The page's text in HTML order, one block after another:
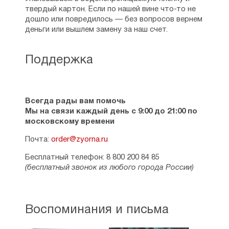
1 авг. 1913 Поселянин и его близкие
Императорским указом были возведены в
потомственное дворянство. В 1905
не участвовал. В 1913 он поступил
чиновником особых поручений Главного
году ему было поручено сделать
«подробное художественное описание с
иллюстрациями бывшего в мае 1913
связанным с историей воцарения Михаила
сопровождал Царскую Семью. Личная
жизнь Поселянина не была счастливой. В
взглядах и характерах этот брак через
Поддержка
Всегда рады вам помочь
Мы на связи каждый день с 9:00 до 21:00 по
московскому времени
Почта: order@zyorna.ru
Бесплатный телефон: 8 800 200 84 85
(бесплатный звонок из любого города России)
твердый картон. Если по нашей вине что-то не
дошло или повредилось — без вопросов вернем
деньги или вышлем замену за наш счет.
Воспоминания и письма